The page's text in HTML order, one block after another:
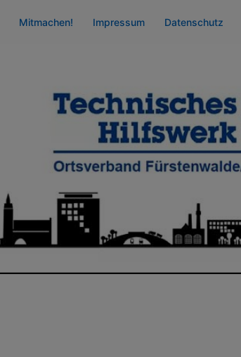
Mitmachen! Impressum Datenschutz